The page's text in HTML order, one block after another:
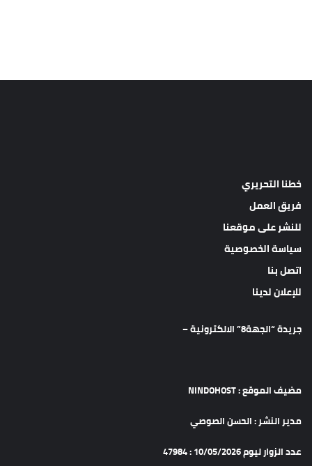
خطنا التحريري
فريق العمل
للنشر على موقعنا
سياسة الخصوصية
اتصل بنا
للإعلان لدينا
جريدة “الجهة8” الالكترونية –
مضيف الموقع : NINDOHOST
مدير النشر : الحسن الصوصي
عدد الزوار ليوم 10/05/2026 : 47984